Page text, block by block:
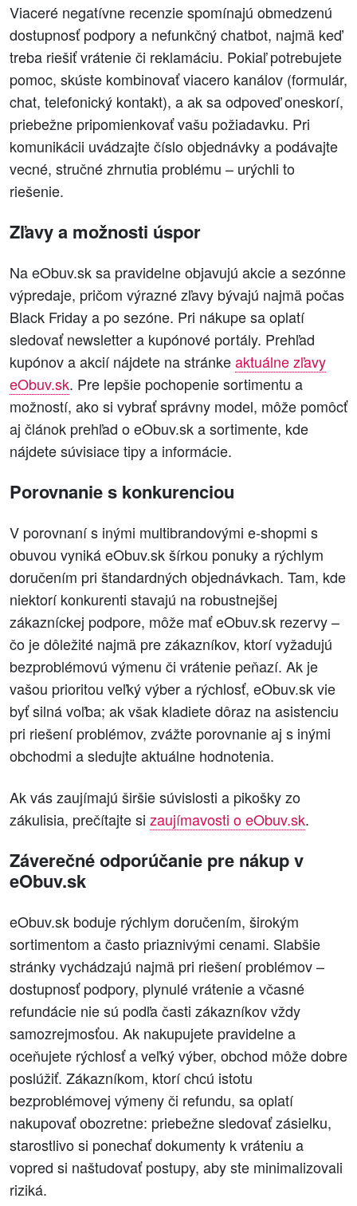
Viaceré negatívne recenzie spomínajú obmedzenú
dostupnosť podpory a nefunkčný chatbot, najmä keď
treba riešiť vrátenie či reklamáciu. Pokiaľ potrebujete
pomoc, skúste kombinovať viacero kanálov (formulár,
chat, telefonický kontakt), a ak sa odpoveď oneskorí,
priebežne pripomienkovať vašu požiadavku. Pri
komunikácii uvádzajte číslo objednávky a podávajte
vecné, stručné zhrnutia problému – urýchli to
riešenie.
Zľavy a možnosti úspor
Na eObuv.sk sa pravidelne objavujú akcie a sezónne
výpredaje, pričom výrazné zľavy bývajú najmä počas
Black Friday a po sezóne. Pri nákupe sa oplatí
sledovať newsletter a kupónové portály. Prehľad
kupónov a akcií nájdete na stránkeaktuálne zľavy
eObuv.sk. Pre lepšie pochopenie sortimentu a
možností, ako si vybrať správny model, môže pomôcť
aj článok prehľad o eObuv.sk a sortimente, kde
nájdete súvisiace tipy a informácie.
Porovnanie s konkurenciou
V porovnaní s inými multibrandovými e‑shopmi s
obuvou vyniká eObuv.sk šírkou ponuky a rýchlym
doručením pri štandardných objednávkach. Tam, kde
niektorí konkurenti stavajú na robustnejšej
zákazníckej podpore, môže mať eObuv.sk rezervy –
čo je dôležité najmä pre zákazníkov, ktorí vyžadujú
bezproblémovú výmenu či vrátenie peňazí. Ak je
vašou prioritou veľký výber a rýchlosť, eObuv.sk vie
byť silná voľba; ak však kladiete dôraz na asistenciu
pri riešení problémov, zvážte porovnanie aj s inými
obchodmi a sledujte aktuálne hodnotenia.
Ak vás zaujímajú širšie súvislosti a pikošky zo
zákulisia, prečítajte si zaujímavosti o eObuv.sk.
Záverečné odporúčanie pre nákup v
eObuv.sk
eObuv.sk boduje rýchlym doručením, širokým
sortimentom a často priaznivými cenami. Slabšie
stránky vychádzajú najmä pri riešení problémov –
dostupnosť podpory, plynulé vrátenie a včasné
refundácie nie sú podľa časti zákazníkov vždy
samozrejmosťou. Ak nakupujete pravidelne a
oceňujete rýchlosť a veľký výber, obchod môže dobre
poslúžiť. Zákazníkom, ktorí chcú istotu
bezproblémovej výmeny či refundu, sa oplatí
nakupovať obozretne: priebežne sledovať zásielku,
starostlivo si ponechať dokumenty k vráteniu a
vopred si naštudovať postupy, aby ste minimalizovali
riziká.